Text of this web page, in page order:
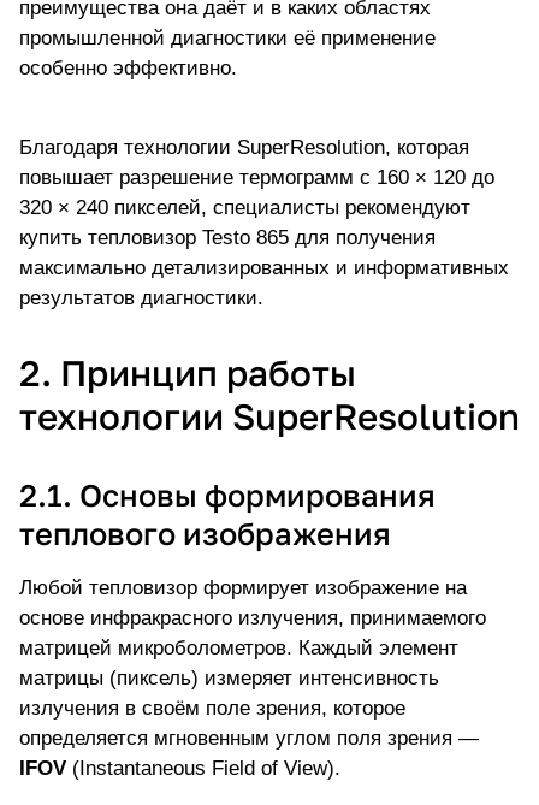
преимущества она даёт и в каких областях
промышленной диагностики её применение
особенно эффективно.
Благодаря технологии SuperResolution, которая
повышает разрешение термограмм с 160 × 120 до
320 × 240 пикселей, специалисты рекомендуют
купить тепловизор Testo 865 для получения
максимально детализированных и информативных
результатов диагностики.
2. Принцип работы
технологии SuperResolution
2.1. Основы формирования
теплового изображения
Любой тепловизор формирует изображение на
основе инфракрасного излучения, принимаемого
матрицей микроболометров. Каждый элемент
матрицы (пиксель) измеряет интенсивность
излучения в своём поле зрения, которое
определяется мгновенным углом поля зрения —
IFOV (Instantaneous Field of View).